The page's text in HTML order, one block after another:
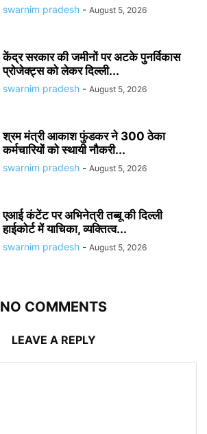
swarnim pradesh - August 5, 2026
केंद्र सरकार की जमीनों पर अटके पुनर्विकास
प्रोजेक्ट्स को लेकर दिल्ली...
swarnim pradesh - August 5, 2026
श्रम मंत्री आकाश फुंडकर ने 300 ठेका
कर्मचारियों को स्थायी नौकरी...
swarnim pradesh - August 5, 2026
एआई कंटेंट पर अभिनेत्री तब्बू की दिल्ली
हाईकोर्ट में याचिका, व्यक्तित्व...
swarnim pradesh - August 5, 2026
NO COMMENTS
LEAVE A REPLY